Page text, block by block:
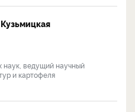
наук, ведущий научный
и картофеля